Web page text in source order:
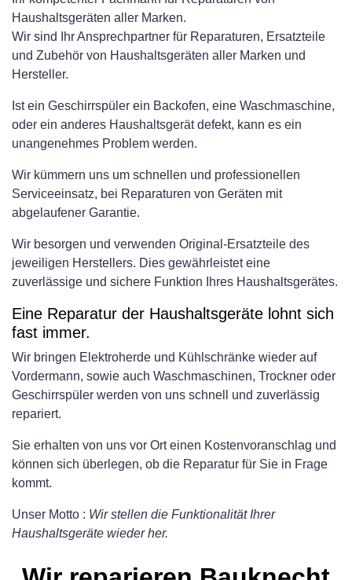
Haushaltsgeräten aller Marken.
Wir sind Ihr Ansprechpartner für Reparaturen, Ersatzteile
und Zubehör von Haushaltsgeräten aller Marken und
Hersteller.
Ist ein Geschirrspüler ein Backofen, eine Waschmaschine,
oder ein anderes Haushaltsgerät defekt, kann es ein
unangenehmes Problem werden.
Wir kümmern uns um schnellen und professionellen
Serviceeinsatz, bei Reparaturen von Geräten mit
abgelaufener Garantie.
Wir besorgen und verwenden Original-Ersatzteile des
jeweiligen Herstellers. Dies gewährleistet eine
zuverlässige und sichere Funktion Ihres Haushaltsgerätes.
Eine Reparatur der Haushaltsgeräte lohnt sich
fast immer.
Wir bringen Elektroherde und Kühlschränke wieder auf
Vordermann, sowie auch Waschmaschinen, Trockner oder
Geschirrspüler werden von uns schnell und zuverlässig
repariert.
Sie erhalten von uns vor Ort einen Kostenvoranschlag und
können sich überlegen, ob die Reparatur für Sie in Frage
kommt.
Unser Motto : Wir stellen die Funktionalität Ihrer
Haushaltsgeräte wieder her.